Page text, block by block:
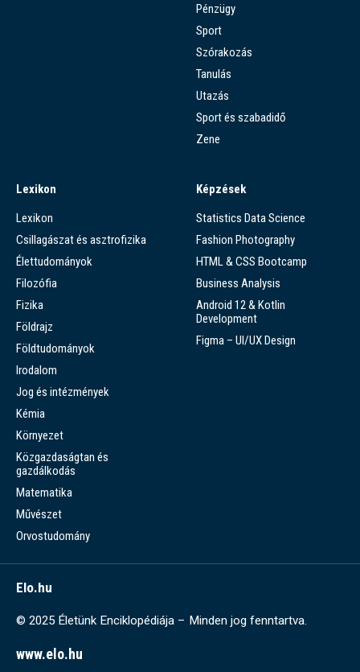
Pénzügy
Sport
Szórakozás
Tanulás
Utazás
Sport és szabadidő
Zene
Lexikon
Lexikon
Csillagászat és asztrofizika
Élettudományok
Filozófia
Fizika
Földrajz
Földtudományok
Irodalom
Jog és intézmények
Kémia
Környezet
Közgazdaságtan és
gazdálkodás
Matematika
Művészet
Orvostudomány
Képzések
Statistics Data Science
Fashion Photography
HTML & CSS Bootcamp
Business Analysis
Android 12 & Kotlin
Development
Figma – UI/UX Design
Elo.hu
© 2025 Életünk Enciklopédiája – Minden jog fenntartva.
www.elo.hu